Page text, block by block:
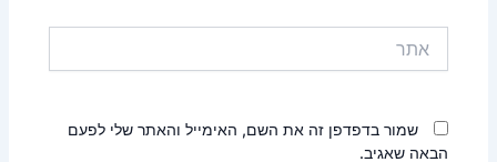
שמור בדפדפן זה את השם, האימייל והאתר שלי לפעם
הבאה שאגיב.